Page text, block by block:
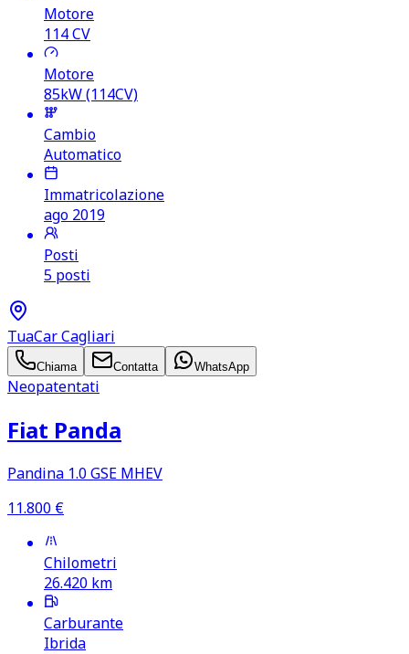
Motore
114CV
Motore
85kW (114CV)
Cambio
Automatico
Immatricolazione
ago 2019
Posti
5 posti
TuaCar Cagliari
Chiama Contatta WhatsApp
Neopatentati
Fiat Panda
Pandina 1.0 GSE MHEV
11.800 €
Chilometri
26.420 km
Carburante
Ibrida